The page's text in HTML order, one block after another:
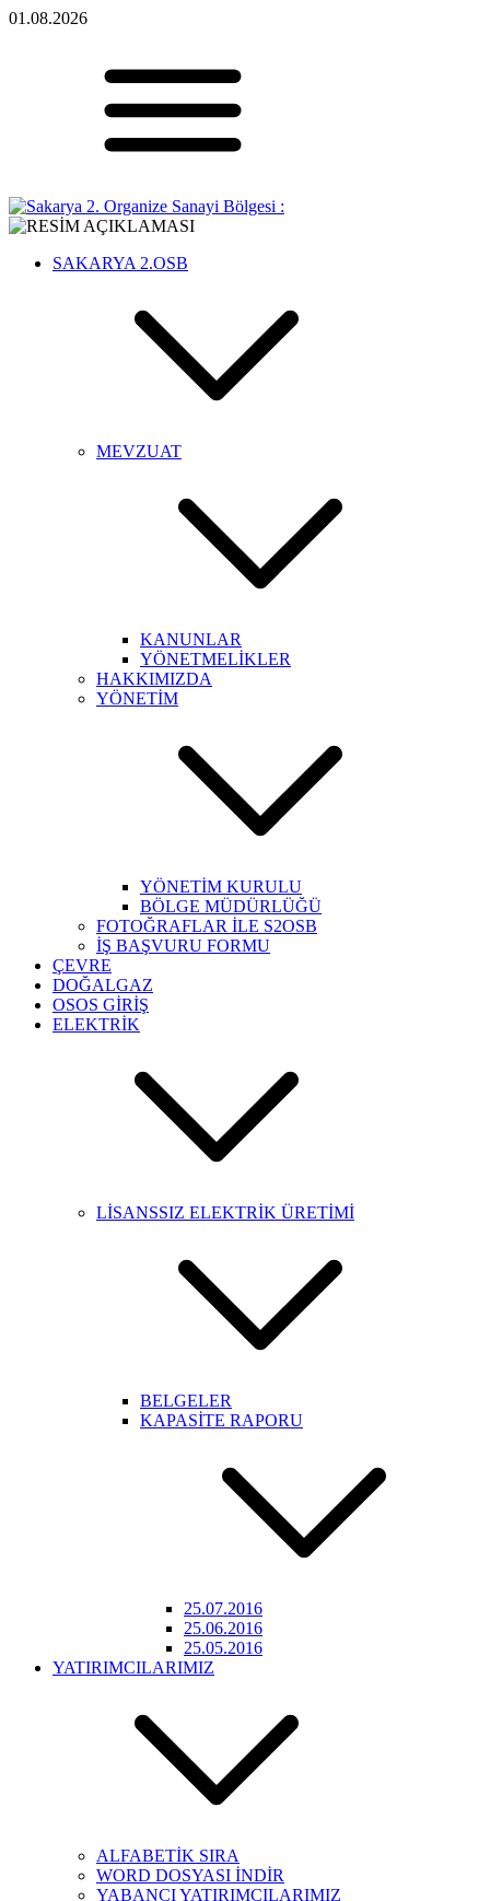
01.08.2026
SAKARYA 2.OSB
MEVZUAT
KANUNLAR
YÖNETMELİKLER
HAKKIMIZDA
YÖNETİM
YÖNETİM KURULU
BÖLGE MÜDÜRLÜĞÜ
FOTOĞRAFLAR İLE S2OSB
İŞ BAŞVURU FORMU
ÇEVRE
DOĞALGAZ
OSOS GİRİŞ
ELEKTRİK
LİSANSSIZ ELEKTRİK ÜRETİMİ
BELGELER
KAPASİTE RAPORU
25.07.2016
25.06.2016
25.05.2016
YATIRIMCILARIMIZ
ALFABETİK SIRA
WORD DOSYASI İNDİR
YABANCI YATIRIMCILARIMIZ